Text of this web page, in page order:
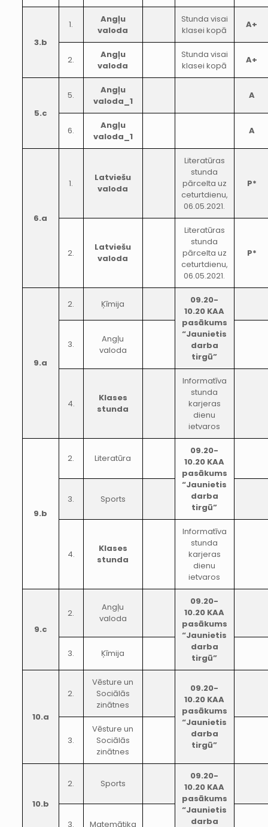
3.b
1.
Angļu
valoda
Stunda visai
klasei kopā
A+
2.
Angļu
valoda
Stunda visai
klasei kopā
A+
5.c
5.
Angļu
valoda_1
A
6.
Angļu
valoda_1
A
6.a
1.
Latviešu
valoda
Literatūras
stunda
pārcelta uz
ceturtdienu,
06.05.2021.
P*
2.
Latviešu
valoda
Literatūras
stunda
pārcelta uz
ceturtdienu,
06.05.2021.
P*
9.a
2. Ķīmija
09.20-
10.20 KAA
pasākums
“Jaunietis
darba
tirgū”
3.
Angļu
valoda
4.
Klases
stunda
Informatīva
stunda
karjeras
dienu
ietvaros
9.b
2. Literatūra
09.20-
10.20 KAA
pasākums
“Jaunietis
darba
tirgū”
3. Sports
4.
Klases
stunda
Informatīva
stunda
karjeras
dienu
ietvaros
9.c
2.
Angļu
valoda
09.20-
10.20 KAA
pasākums
“Jaunietis
darba
tirgū”
3. Ķīmija
10.a
2.
Vēsture un
Sociālās
zinātnes
09.20-
10.20 KAA
pasākums
“Jaunietis
darba
tirgū”
3.
Vēsture un
Sociālās
zinātnes
10.b
2. Sports
09.20-
10.20 KAA
pasākums
“Jaunietis
darba
3. Matemātika